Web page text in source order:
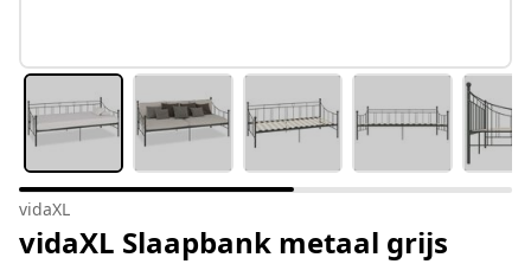
vidaXL
vidaXL Slaapbank metaal grijs